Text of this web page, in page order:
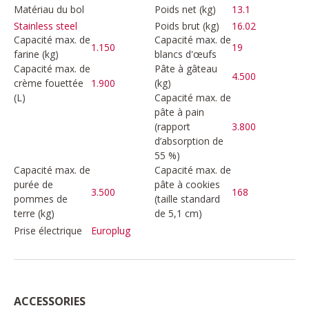
Matériau du bol
Stainless steel
Poids net (kg)
13.1
Poids brut (kg)
16.02
Capacité max. de
farine (kg)
1.150
Capacité max. de
blancs d'œufs
19
Capacité max. de
crème fouettée
(L)
1.900
Pâte à gâteau
(kg)
4.500
Capacité max. de
pâte à pain
(rapport
d’absorption de
55 %)
3.800
Capacité max. de
purée de
pommes de
terre (kg)
3.500
Capacité max. de
pâte à cookies
(taille standard
de 5,1 cm)
168
Prise électrique Europlug
ACCESSORIES